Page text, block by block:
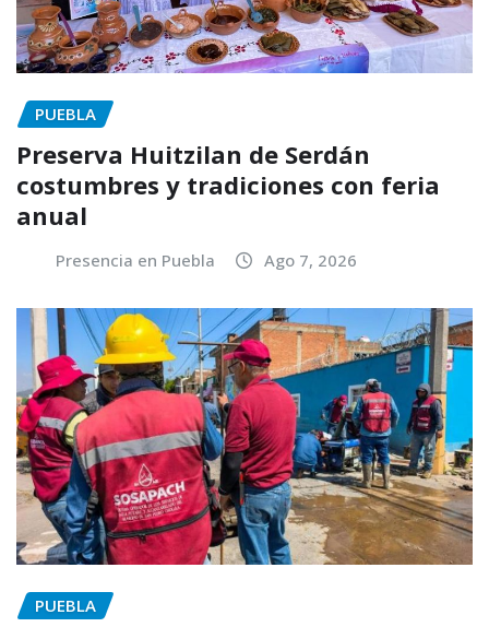
PUEBLA
Preserva Huitzilan de Serdán
costumbres y tradiciones con feria
anual
Presencia en Puebla Ago 7, 2026
PUEBLA